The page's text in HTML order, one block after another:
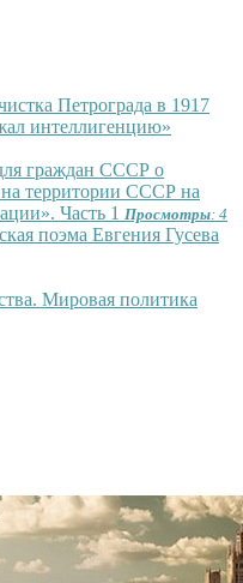
Петрограда в 1917
интеллигенцию»
граждан СССР о
на территории СССР на
Часть 1 Просмотры: 4
поэма Евгения Гусева
Мировая политика